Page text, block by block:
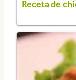
Receta de